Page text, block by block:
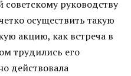
руководству
осуществить такую
акцию, как встреча в
трудились его
действовала